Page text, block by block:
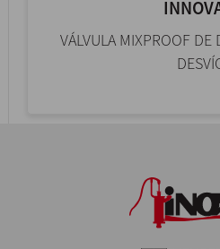
VÁLVULA MIXPROOF DE